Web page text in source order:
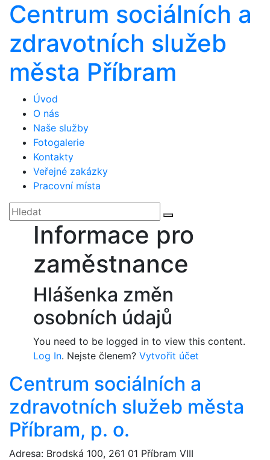
Centrum sociálních a
zdravotních služeb
města Příbram
Úvod
O nás
Naše služby
Fotogalerie
Kontakty
Veřejné zakázky
Pracovní místa
Informace pro
zaměstnance
Hlášenka změn
osobních údajů
You need to be logged in to view this content.
Log In. Nejste členem? Vytvořit účet
Centrum sociálních a
zdravotních služeb města
Příbram, p. o.
Adresa: Brodská 100, 261 01 Příbram VIII